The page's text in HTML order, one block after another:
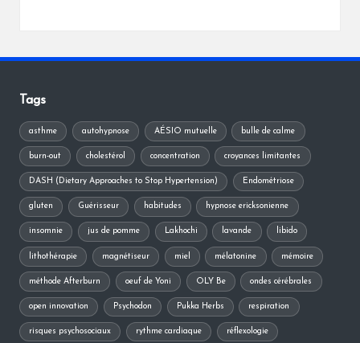
Tags
asthme autohypnose AÉSIO mutuelle bulle de calme
burn-out cholestérol concentration croyances limitantes
DASH (Dietary Approaches to Stop Hypertension) Endométriose
gluten Guérisseur habitudes hypnose ericksonienne
insomnie jus de pomme Lakhochi lavande libido
lithothérapie magnétiseur miel mélatonine mémoire
méthode Afterburn oeuf de Yoni OLY Be ondes cérébrales
open innovation Psychodon Pukka Herbs respiration
risques psychosociaux rythme cardiaque réflexologie